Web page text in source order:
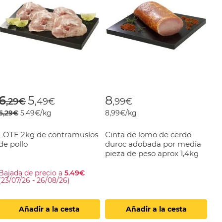
reduced from
,29€to
5,49€
5,49€/kg
2kg de contramuslos
pollo
de precio a 5.49€
07/26 - 26/08/26)
Añadir a la cesta
8,99€
8,99€/kg
Cinta de lomo de cerdo
duroc adobada por media
pieza de peso aprox 1,4kg
Añadir a la cesta